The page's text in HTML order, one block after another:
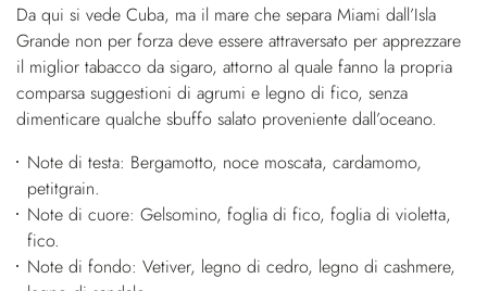
Da qui si vede Cuba, ma il mare che separa Miami dall’Isla
Grande non per forza deve essere attraversato per apprezzare
il miglior tabacco da sigaro, attorno al quale fanno la propria
comparsa suggestioni di agrumi e legno di fico, senza
dimenticare qualche sbuffo salato proveniente dall’oceano.
Note di testa: Bergamotto, noce moscata, cardamomo,
petitgrain.
Note di cuore: Gelsomino, foglia di fico, foglia di violetta,
fico.
Note di fondo: Vetiver, legno di cedro, legno di cashmere,